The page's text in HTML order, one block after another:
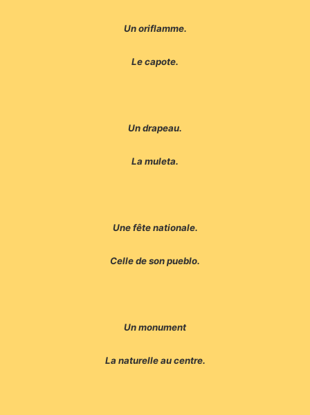
Un oriflamme.
Le capote.
Un drapeau.
La muleta.
Une fête nationale.
Celle de son pueblo.
Un monument
La naturelle au centre.